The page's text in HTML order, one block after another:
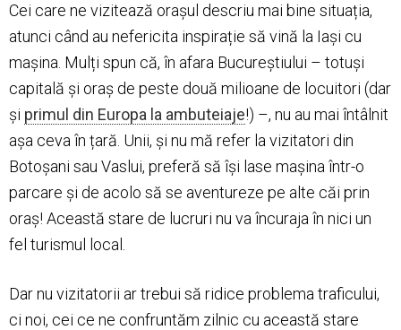
Cei care ne vizitează orașul descriu mai bine situația,
atunci când au nefericita inspirație să vină la Iași cu
mașina. Mulți spun că, în afara Bucureștiului – totuși
capitală și oraș de peste două milioane de locuitori (dar
și primul din Europa la ambuteiaje!) –, nu au mai întâlnit
așa ceva în țară. Unii, și nu mă refer la vizitatori din
Botoșani sau Vaslui, preferă să își lase mașina într-o
parcare și de acolo să se aventureze pe alte căi prin
oraș! Această stare de lucruri nu va încuraja în nici un
fel turismul local.
Dar nu vizitatorii ar trebui să ridice problema traficului,
ci noi, cei ce ne confruntăm zilnic cu această stare